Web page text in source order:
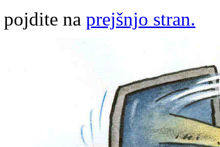
pojdite na prejšnjo stran.